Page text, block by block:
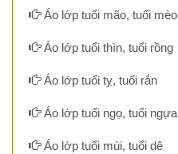
Áo lớp tuổi mão, tuổi mèo
Áo lớp tuổi thìn, tuổi rồng
Áo lớp tuổi tỵ, tuổi rắn
Áo lớp tuổi ngọ, tuổi ngựa
Áo lớp tuổi mùi, tuổi dê